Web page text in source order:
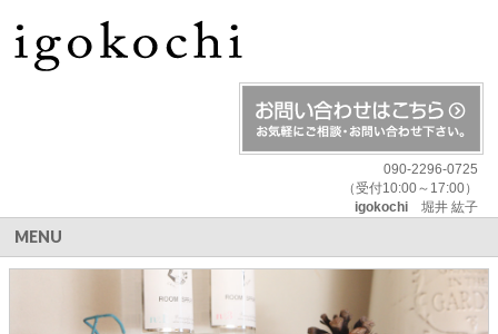
090-2296-0725
（受付10:00～17:00）
igokochi堀井 紘子
MENU